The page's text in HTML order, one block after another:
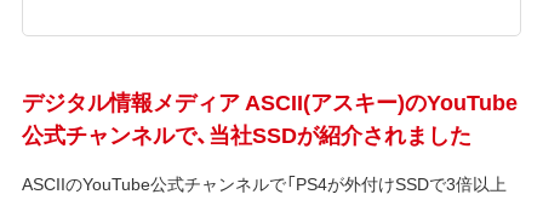
デジタル情報メディア ASCII(アスキー)のYouTube
公式チャンネルで、当社SSDが紹介されました
ASCIIのYouTube公式チャンネルで「PS4が外付けSSDで3倍以上